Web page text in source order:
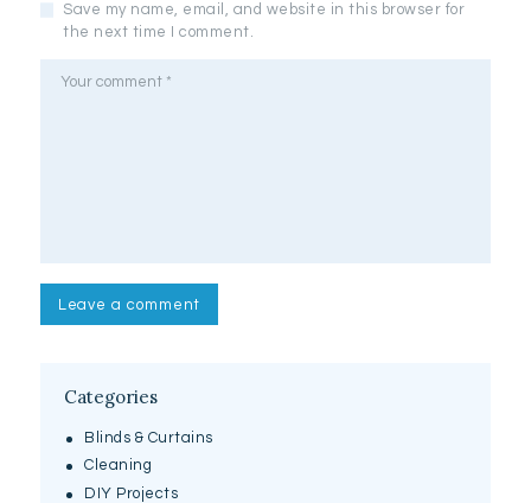
Save my name, email, and website in this browser for
the next time I comment.
Categories
Blinds & Curtains
Cleaning
DIY Projects